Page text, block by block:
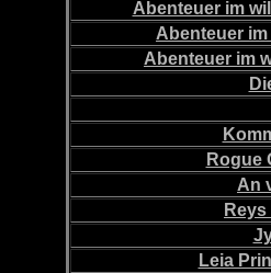
Abenteuer im
Abenteuer
Abenteuer im
Rogue
An
Leia